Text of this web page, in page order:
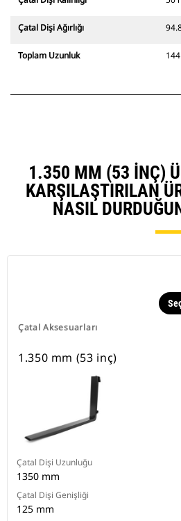
Çatal Dişi Ağırlığı
Toplam Uzunluk
1.350 MM (53 INÇ)
KARŞILAŞTIRILAN
NASIL
Çatal Aksesuarları
1.350 mm (53 inç)
Çatal Dişi Uzunluğu
1350 mm
Çatal Dişi Genişliği
125 mm